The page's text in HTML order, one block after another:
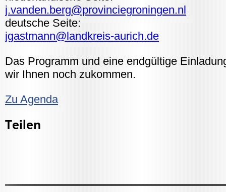
j.vanden.berg@provinciegroningen.nl
deutsche Seite:
jgastmann@landkreis-aurich.de
Das Programm und eine endgültige
wir Ihnen noch zukommen.
Zu Agenda
Teilen